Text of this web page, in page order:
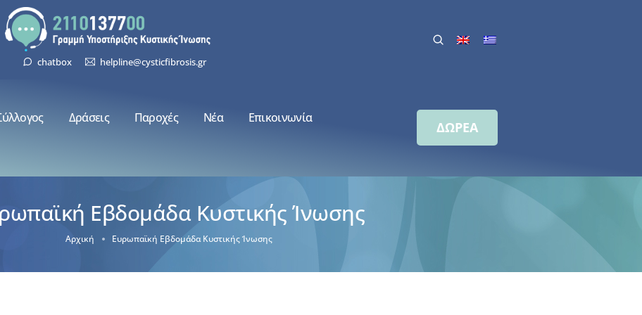
chatbox helpline@cysticfibrosis.gr
Δράσεις Παροχές Νέα Επικοινωνία
ΔΩΡΕΑ
Εβδομάδα Κυστικής Ίνωσης
Αρχική Ευρωπαϊκή Εβδομάδα Κυστικής Ίνωσης